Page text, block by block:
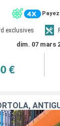
exclusives
dim. 07 mars
€